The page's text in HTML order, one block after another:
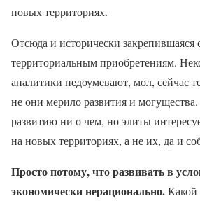
новых территориях.
Отсюда и исторически закрепившаяся
территориальным приобретениям.
аналитики недоумевают, мол, сейчас
не они мерило развития и
развитию ни о чем, но элиты
на новых территориях, а не их, да и
Просто потому, что развивать в
экономически нерационально.Какой